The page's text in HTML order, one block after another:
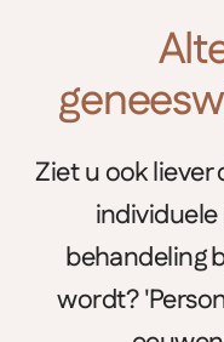
Ziet u ook liever
behandeling
wordt?